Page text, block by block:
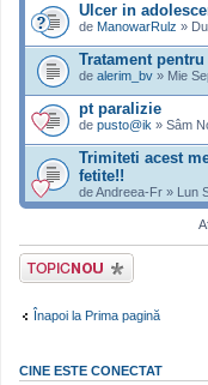
Ulcer in
de ManowarRulz »
Tratament pentru
de alerim_bv » Mie
pt paralizie
de pusto@ik » Sâm
Trimiteti acest
fetite!!
de Andreea-Fr » Lun
Scrie un subiect
nou
Înapoi la Prima pagină
CINE ESTE CONECTAT